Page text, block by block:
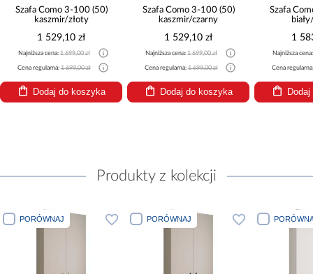
Szafa Como 3-100 (50)
kaszmir/złoty
1 529,10 zł
Najniższa cena:1 699,00 zł
Cena regularna:1 699,00 zł
Dodaj do koszyka
Szafa Como 3-100 (50)
kaszmir/czarny
1 529,10 zł
Najniższa cena:1 699,00 zł
Cena regularna:1 699,00 zł
Dodaj do koszyka
Szafa
1
Najniższa
Cena
Produkty z kolekcji
PORÓWNAJ PORÓWNAJ